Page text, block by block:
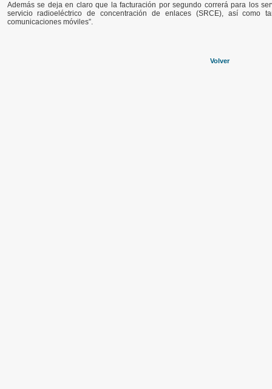
Además se deja en claro que la facturación por segundo correrá para los
servicio radioeléctrico de concentración de enlaces (SRCE), así como
comunicaciones móviles”.
Volver